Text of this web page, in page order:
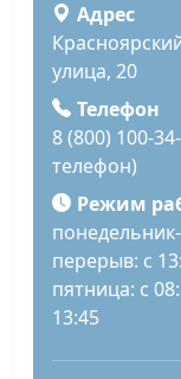
Адрес
улица, 20
Телефон
8 (800) 100-
телефон)
Режим
перерыв: с
пятница: с
13:45